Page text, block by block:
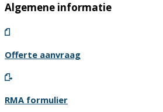
Algemene informatie
Offerte aanvraag
RMA formulier